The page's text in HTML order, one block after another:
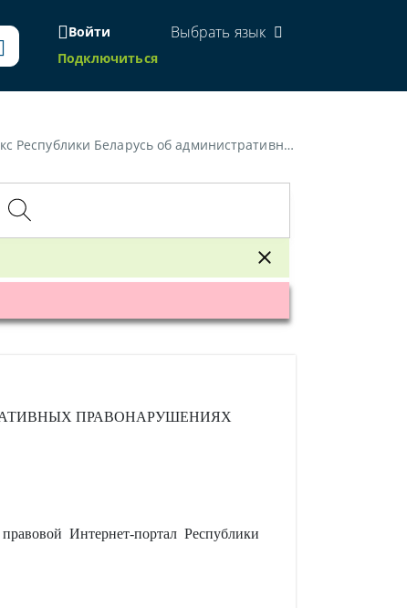
Войти
Подключиться
Выбрать язык
об административных правонарушениях»
ПРАВОНАРУШЕНИЯХ
Интернет-портал Республики